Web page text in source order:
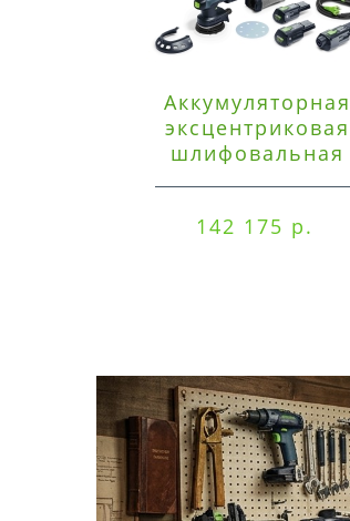
Аккумуляторная
эксцентриковая
шлифовальная
142 175 р.